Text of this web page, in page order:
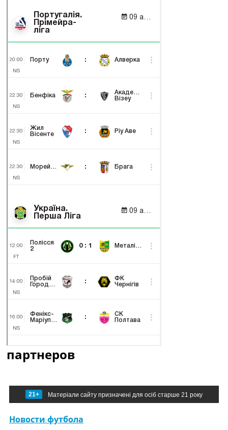
партнеров
21+ Матеріали сайту призначені для осіб старше 21 року
Новости футбола